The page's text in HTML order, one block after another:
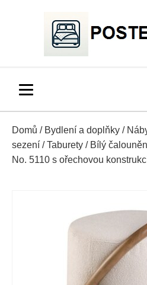
Domů / Bydlení a doplňky /
sezení /Taburety / Bílý
No. 5110 s ořechovou